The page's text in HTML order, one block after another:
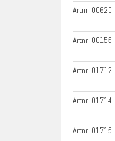
Artnr: 00620
Artnr: 00155
Artnr: 01712
Artnr: 01714
Artnr: 01715